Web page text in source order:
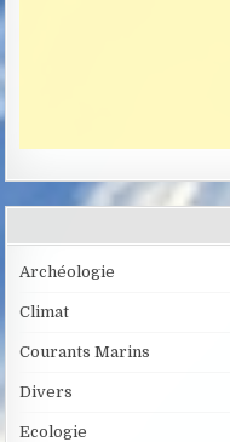
Archéologie
Climat
Courants Marins
Divers
Ecologie